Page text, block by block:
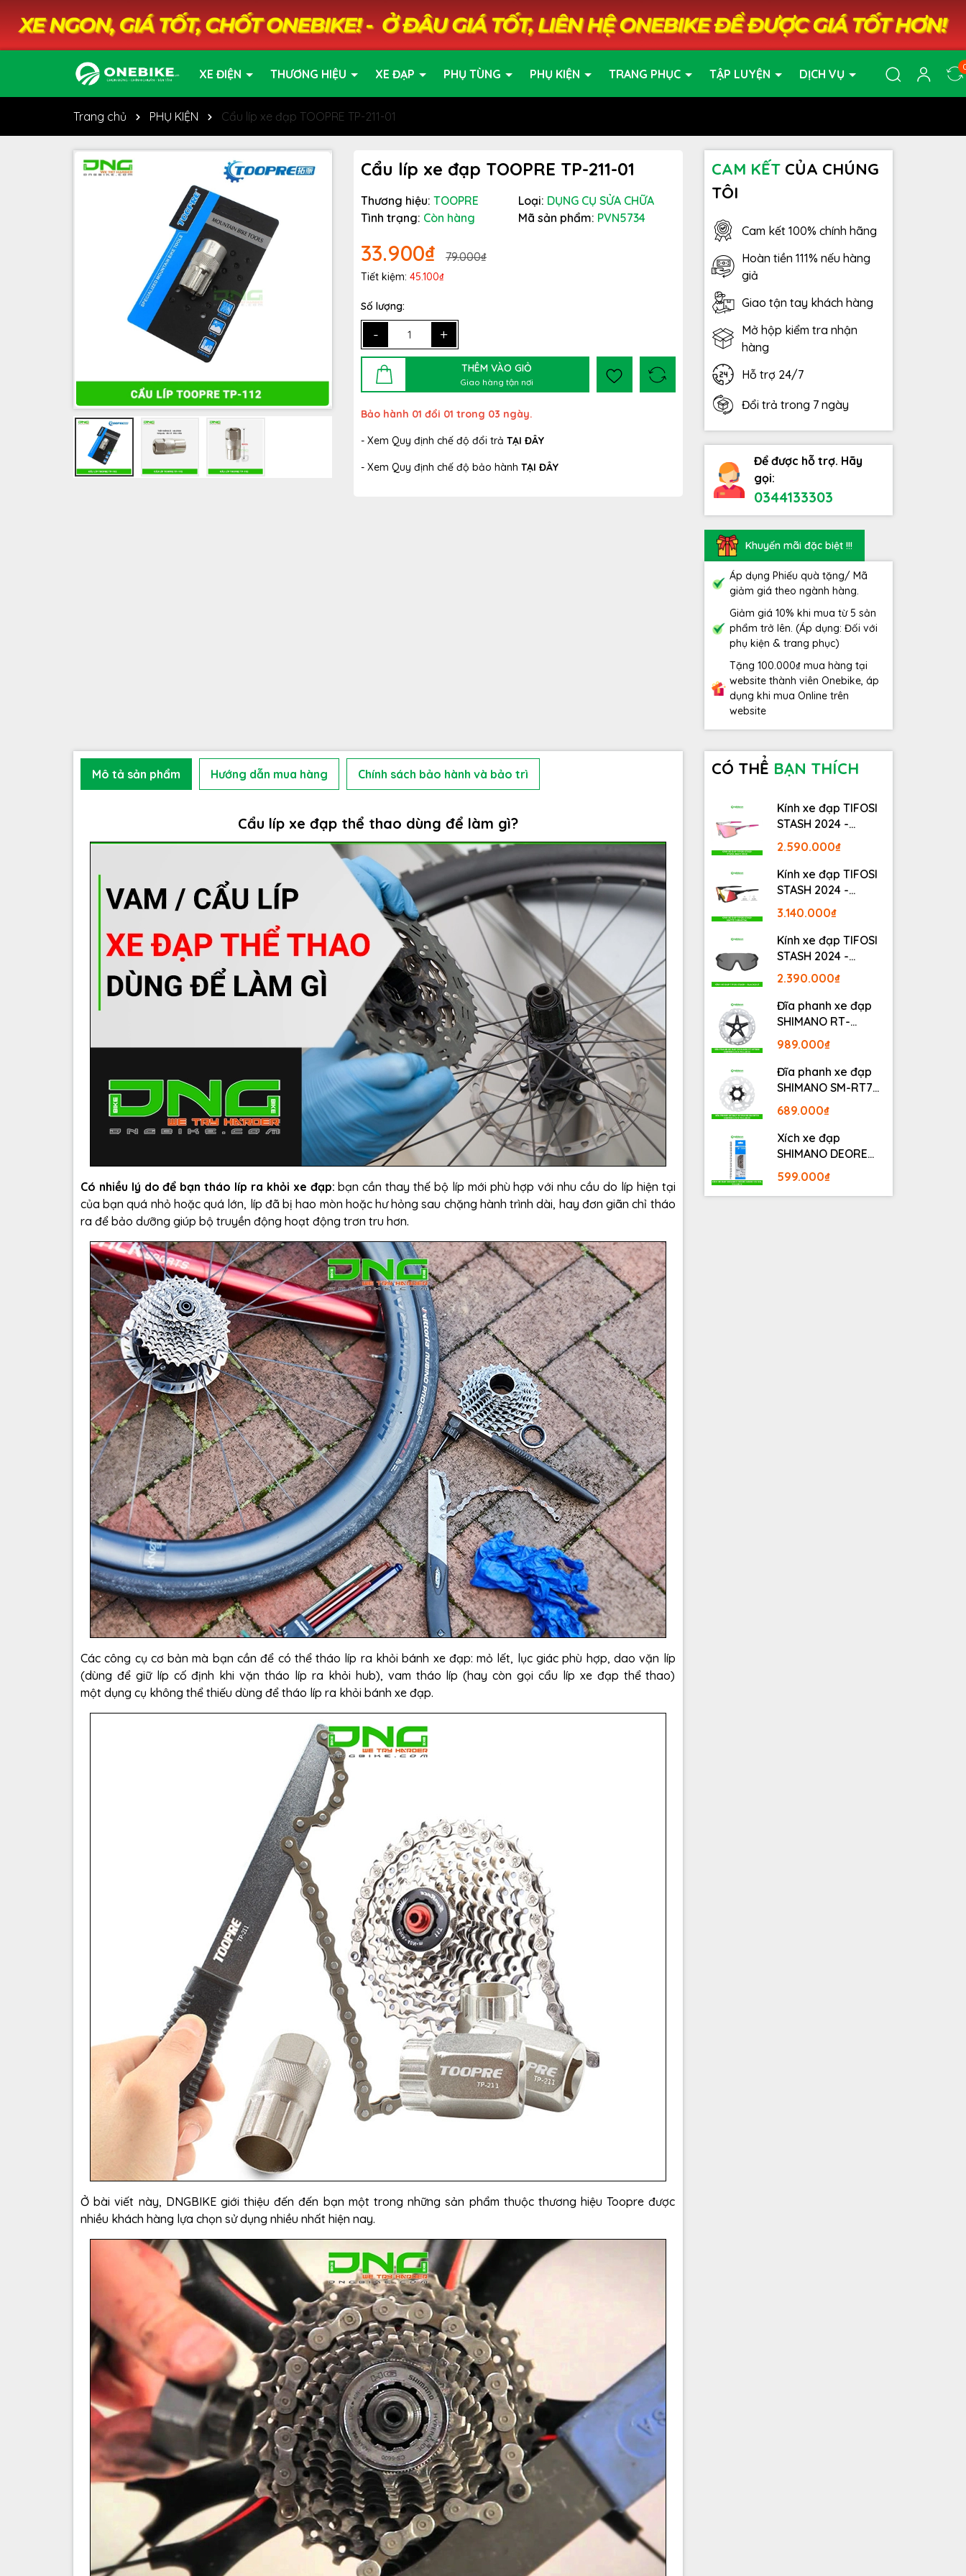
XE ĐIỆN THƯƠNG HIỆU XE ĐẠP PHỤ TÙNG PHỤ KIỆN TRANG PHỤC TẬP LUYỆN DỊCH VỤ
Trang chủ PHỤ KIỆN Cẩu líp xe đạp TOOPRE TP-211-01
Cẩu líp xe đạp TOOPRE TP-211-01
Thương hiệu: TOOPRE Loại: DỤNG CỤ SỬA CHỮA
Tình trạng: Còn hàng Mã sản phẩm: PVN5734
33.900₫ 79.000₫
Tiết kiệm: 45.100₫
Số lượng:
- +
THÊM VÀO GIỎ
Giao hàng tận nơi
Bảo hành 01 đổi 01 trong 03 ngày.
- Xem Quy định chế độ đổi trả TẠI ĐÂY
- Xem Quy định chế độ bảo hành TẠI ĐÂY
CAM KẾTCỦA CHÚNG
TÔI
Cam kết 100% chính hãng
Hoàn tiền 111% nếu hàng
giả
Giao tận tay khách hàng
Mở hộp kiểm tra nhận
hàng
Hỗ trợ 24/7
Đổi trả trong 7 ngày
Để được hỗ trợ. Hãy
gọi:
0344133303
Khuyến mãi đặc biệt !!!
Áp dụng Phiếu quà tặng/ Mã
giảm giá theo ngành hàng.
Giảm giá 10% khi mua từ 5 sản
phẩm trở lên. (Áp dụng: Đối với
phụ kiện & trang phục)
Tặng 100.000₫ mua hàng tại
website thành viên Onebike, áp
dụng khi mua Online trên
website
Mô tả sản phẩm Hướng dẫn mua hàng Chính sách bảo hành và bảo trì
Cẩu líp xe đạp thể thao dùng để làm gì?
Có nhiều lý do để bạn tháo líp ra khỏi xe đạp: bạn cần thay thế bộ líp mới phù hợp với nhu cầu do líp hiện tại
của bạn quá nhỏ hoặc quá lớn, líp đã bị hao mòn hoặc hư hỏng sau chặng hành trình dài, hay đơn giãn chỉ tháo
ra để bảo dưỡng giúp bộ truyền động hoạt động trơn tru hơn.
Các công cụ cơ bản mà bạn cần để có thể tháo líp ra khỏi bánh xe đạp: mỏ lết, lục giác phù hợp, dao vặn líp
(dùng để giữ líp cố định khi vặn tháo líp ra khỏi hub), vam tháo líp (hay còn gọi cẩu líp xe đạp thể thao)
một dụng cụ không thể thiếu dùng để tháo líp ra khỏi bánh xe đạp.
Ở bài viết này, DNGBIKE giới thiệu đến đến bạn một trong những sản phẩm thuộc thương hiệu Toopre được
nhiều khách hàng lựa chọn sử dụng nhiều nhất hiện nay.
CÓ THỂ BẠN THÍCH
Kính xe đạp TIFOSI
STASH 2024 -
STASH, RACE PINK
2.590.000₫
Kính xe đạp TIFOSI
STASH 2024 -
MATTE GUNMETAL
3.140.000₫
Kính xe đạp TIFOSI
STASH 2024 -
BLACKOUT
2.390.000₫
Đĩa phanh xe đạp
SHIMANO RT-
MT800 Center lock
Fullbox
989.000₫
Đĩa phanh xe đạp
SHIMANO SM-RT70
Center lock Fullbox
689.000₫
Xích xe đạp
SHIMANO DEORE
M6100 12S 126L
Fullbox
599.000₫